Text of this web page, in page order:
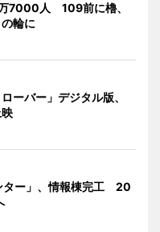
万7000人 109前に櫓、
輪に
ーバー」デジタル版、
ター」、情報棟完工 20